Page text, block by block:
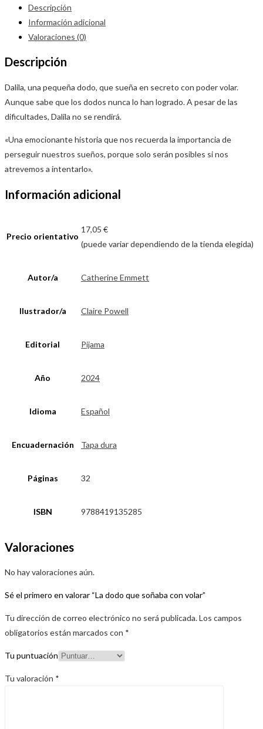
Descripción
Información adicional
Valoraciones (0)
Descripción
Dalila, una pequeña dodo, que sueña en secreto con poder volar.
Aunque sabe que los dodos nunca lo han logrado. A pesar de las
dificultades, Dalila no se rendirá.
«Una emocionante historia que nos recuerda la importancia de
perseguir nuestros sueños, porque solo serán posibles si nos
atrevemos a intentarlo».
Información adicional
Precio orientativo
17,05 €
(puede variar dependiendo de la tienda elegida)
Autor/a Catherine Emmett
Ilustrador/a Claire Powell
Editorial Pijama
Año 2024
Idioma Español
Encuadernación Tapa dura
Páginas 32
ISBN 9788419135285
Valoraciones
No hay valoraciones aún.
Sé el primero en valorar “La dodo que soñaba con volar”
Tu dirección de correo electrónico no será publicada.Los campos
obligatorios están marcados con *
Tu puntuación
Tu valoración *